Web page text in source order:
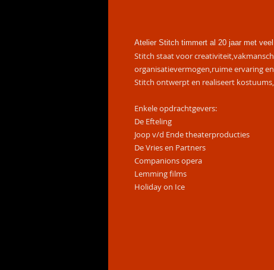
Atelier Stitch timmert al 20 jaar met
Stitch staat voor
organisatievermogen,ruime ervaring
Stitch ontwerpt en realiseert
Enkele opdrachtgevers:
De Efteling
Joop v/d Ende theaterproducties
De Vries en Partners
Companions opera
Lemming films
Holiday on Ice